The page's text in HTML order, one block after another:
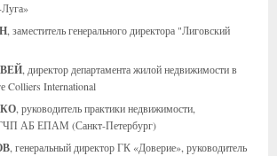
, заместитель генерального директора "Лиговский
, директор департамента жилой недвижимости в
Colliers International
, руководитель практики недвижимости,
ГЧП АБ ЕПАМ (Санкт-Петербург)
, генеральный директор ГК «Доверие», руководитель